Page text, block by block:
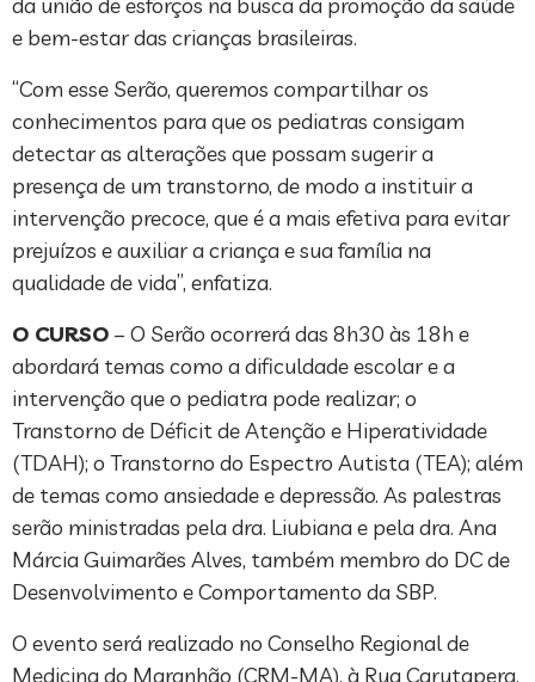
da união de esforços na busca da promoção da saúde
e bem-estar das crianças brasileiras.
“Com esse Serão, queremos compartilhar os
conhecimentos para que os pediatras consigam
detectar as alterações que possam sugerir a
presença de um transtorno, de modo a instituir a
intervenção precoce, que é a mais efetiva para evitar
prejuízos e auxiliar a criança e sua família na
qualidade de vida”, enfatiza.
O CURSO – O Serão ocorrerá das 8h30 às 18h e
abordará temas como a dificuldade escolar e a
intervenção que o pediatra pode realizar; o
Transtorno de Déficit de Atenção e Hiperatividade
(TDAH); o Transtorno do Espectro Autista (TEA); além
de temas como ansiedade e depressão. As palestras
serão ministradas pela dra. Liubiana e pela dra. Ana
Márcia Guimarães Alves, também membro do DC de
Desenvolvimento e Comportamento da SBP.
O evento será realizado no Conselho Regional de
Medicina do Maranhão (CRM-MA), à Rua Carutapera,